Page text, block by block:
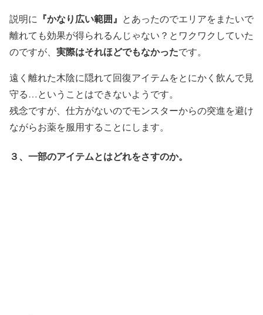
説明に 『かなり広い範囲』 とあったのでエリアをまたいで
離れても効果が得られるんじゃない？とワクワクしていた
のですが、 実際はそれほどでもなかったです。
遠く離れた木陰に隠れて回復アイテムをとにかく飲んで見
守る…ということはできないようです。
残念ですが、仕方がないのでモンスターからの突進を避け
ながらお薬を服用することにします。
３、一部のアイテムとはどれをさすのか。